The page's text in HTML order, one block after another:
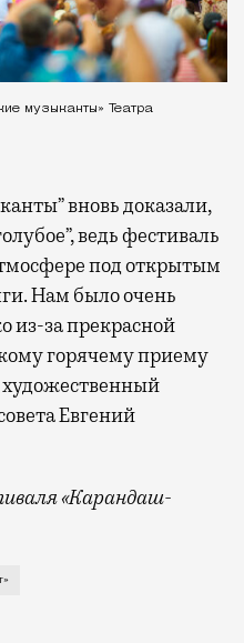
музыканты» Театра
вновь доказали,
ведь фестиваль
под открытым
Нам было очень
из-за прекрасной
горячему приему
Евгений
«Карандаш-
Старица в